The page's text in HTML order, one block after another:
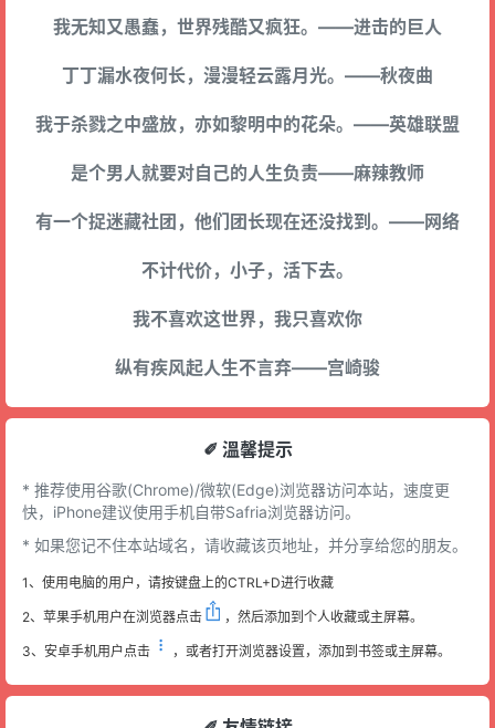
我无知又愚蠢，世界残酷又疯狂。——进击的巨人
丁丁漏水夜何长，漫漫轻云露月光。——秋夜曲
我于杀戮之中盛放，亦如黎明中的花朵。——英雄联盟
是个男人就要对自己的人生负责——麻辣教师
有一个捉迷藏社团，他们团长现在还没找到。——网络
不计代价，小子，活下去。
我不喜欢这世界，我只喜欢你
纵有疾风起人生不言弃——宫崎骏
✐ 溫馨提示
* 推荐使用谷歌(Chrome)/微软(Edge)浏览器访问本站，速度更
快，iPhone建议使用手机自带Safria浏览器访问。
* 如果您记不住本站域名，请收藏该页地址，并分享给您的朋友。
1、使用电脑的用户，请按键盘上的CTRL+D进行收藏
2、苹果手机用户在浏览器点击 ，然后添加到个人收藏或主屏幕。
3、安卓手机用户点击 ，或者打开浏览器设置，添加到书签或主屏幕。